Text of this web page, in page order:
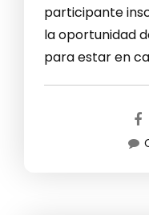
participante
la oportunidad
para estar en